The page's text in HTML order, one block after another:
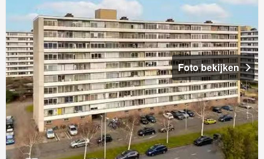
Foto bekijken